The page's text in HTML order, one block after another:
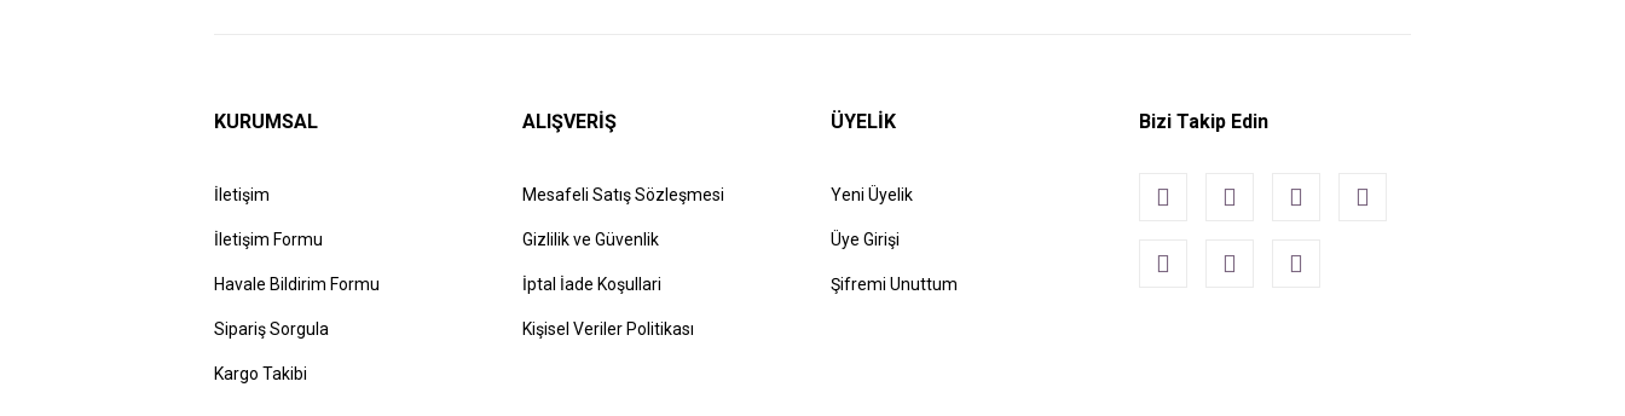
KURUMSAL
İletişim
İletişim Formu
Havale Bildirim Formu
Sipariş Sorgula
Kargo Takibi
ALIŞVERİŞ
Mesafeli Satış Sözleşmesi
Gizlilik ve Güvenlik
İptal İade Koşullari
Kişisel Veriler Politikası
ÜYELİK
Yeni Üyelik
Üye Girişi
Şifremi Unuttum
Bizi Takip Edin